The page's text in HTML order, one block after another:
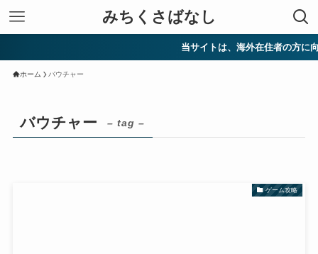
みちくさばなし
当サイトは、海外在住者の方に向
ホーム バウチャー
バウチャー – tag –
ゲーム攻略